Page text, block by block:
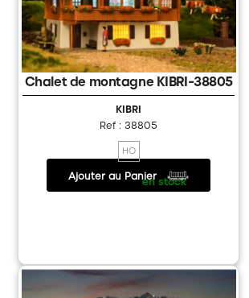
Chalet de montagne KIBRI-38805
KIBRI
Ref : 38805
HO
23.90 € /en stock
Ajouter au Panier